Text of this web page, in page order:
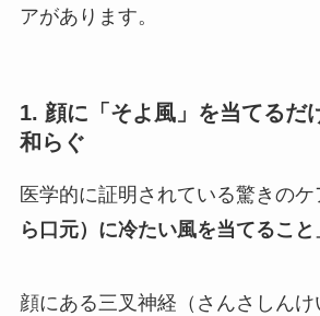
アがあります。
1. 顔に「そよ風」を当てるだ
和らぐ
医学的に証明されている驚きのケ
ら口元）に冷たい風を当てること
顔にある三叉神経（さんさしん